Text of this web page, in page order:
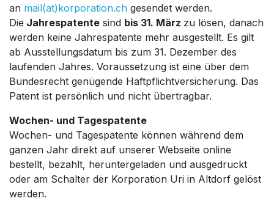
an mail(at)korporation.ch gesendet werden.
Die Jahrespatente sind bis 31. März zu lösen, danach
werden keine Jahrespatente mehr ausgestellt. Es gilt
ab Ausstellungsdatum bis zum 31. Dezember des
laufenden Jahres. Voraussetzung ist eine über dem
Bundesrecht genügende Haftpflichtversicherung. Das
Patent ist persönlich und nicht übertragbar.
Wochen- und Tagespatente
Wochen- und Tagespatente können während dem
ganzen Jahr direkt auf unserer Webseite online
bestellt, bezahlt, heruntergeladen und ausgedruckt
oder am Schalter der Korporation Uri in Altdorf gelöst
werden.